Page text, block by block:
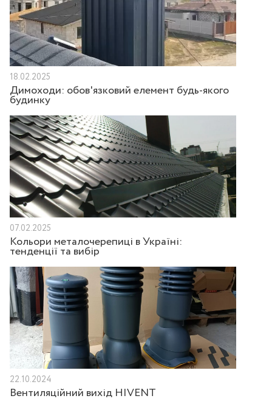
18.02.2025
Димоходи: обов'язковий елемент будь-якого
будинку
07.02.2025
Кольори металочерепиці в Україні:
тенденції та вибір
22.10.2024
Вентиляційний вихід HIVENT